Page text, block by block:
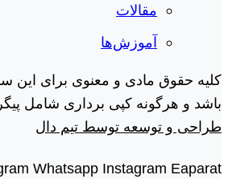
مقالات
آموزش‌ها
کلیه حقوق مادی و معنوی برای
باشد و هرگونه کپی برداری شامل
طراحی و توسعه توسط تیم دال
Whatsapp Instagram Eaparat